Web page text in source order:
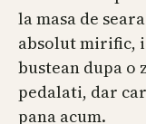
la masa de
absolut mirific,
bustean dupa o
pedalati, dar
pana acum.